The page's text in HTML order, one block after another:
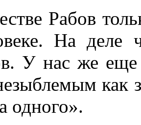
Рабов
На деле
У нас же еще
как
одного».